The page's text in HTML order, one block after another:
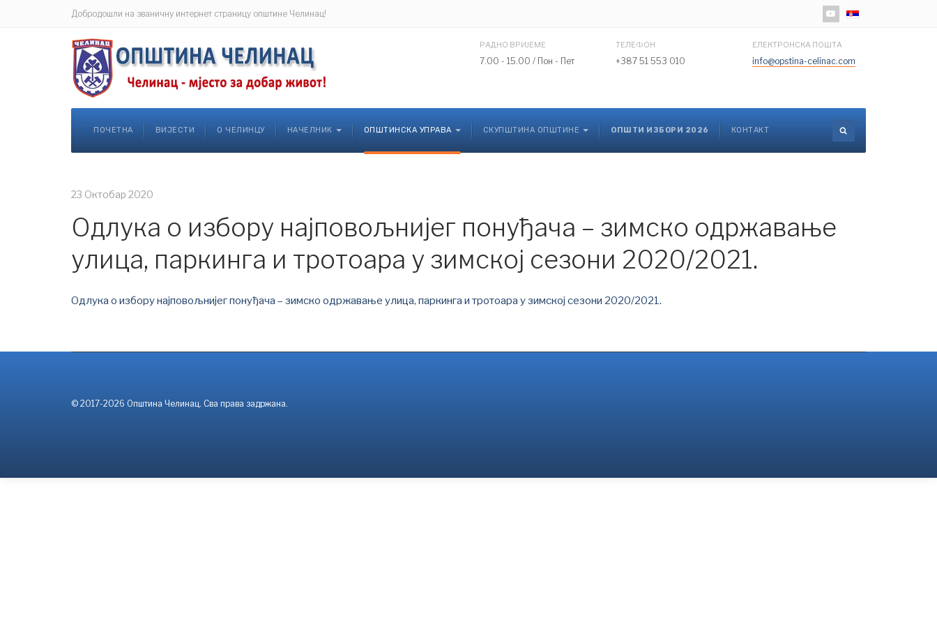
Добродошли на званичну интернет страницу општине Челинац! Изаберите ваш језик
РАДНО ВРИЈЕМЕ
7.00 - 15.00 / Пон - Пет
ТЕЛЕФОН
+387 51 553 010
ЕЛЕКТРОНСКА ПОШТА
info@opstina-celinac.com
ПОЧЕТНА ВИЈЕСТИ О ЧЕЛИНЦУ НАЧЕЛНИК ОПШТИНСКА УПРАВА СКУПШТИНА ОПШТИНЕ ОПШТИ ИЗБОРИ 2026 КОНТАКТ
23 Октобар 2020
Одлука о избору најповољнијег понуђача – зимско одржавање
улица, паркинга и тротоара у зимској сезони 2020/2021.
Одлука о избору најповољнијег понуђача – зимско одржавање улица, паркинга и тротоара у зимској сезони 2020/2021.
© 2017-2026 Општина Челинац. Сва права задржана.